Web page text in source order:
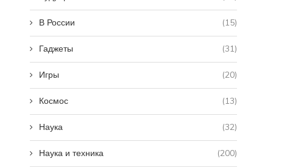
В России (15)
Гаджеты (31)
Игры (20)
Космос (13)
Наука (32)
Наука и техника (200)